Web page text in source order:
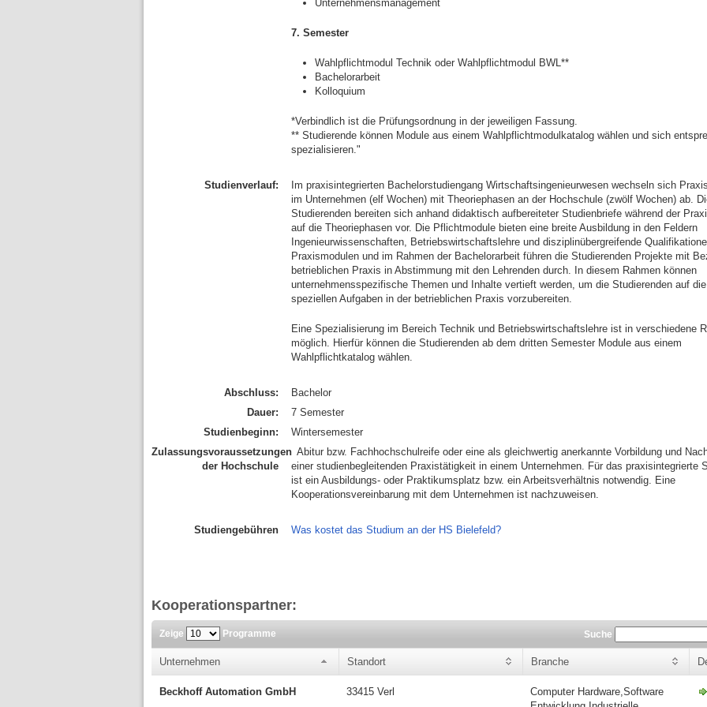
Unternehmensmanagement
7. Semester
Wahlpflichtmodul Technik oder Wahlpflichtmodul BWL**
Bachelorarbeit
Kolloquium
*Verbindlich ist die Prüfungsordnung in der jeweiligen Fassung.
** Studierende können Module aus einem Wahlpflichtmodulkatalog wählen und sich
spezialisieren."
Studienverlauf:
Im praxisintegrierten Bachelorstudiengang Wirtschaftsingenieurwesen wechseln sich
im Unternehmen (elf Wochen) mit Theoriephasen an der Hochschule (zwölf Wochen) ab.
Studierenden bereiten sich anhand didaktisch aufbereiteter Studienbriefe während der
auf die Theoriephasen vor. Die Pflichtmodule bieten eine breite Ausbildung in den Feldern
Ingenieurwissenschaften, Betriebswirtschaftslehre und disziplinübergreifende
Praxismodulen und im Rahmen der Bachelorarbeit führen die Studierenden Projekte mit
betrieblichen Praxis in Abstimmung mit den Lehrenden durch. In diesem Rahmen können
unternehmensspezifische Themen und Inhalte vertieft werden, um die Studierenden auf die
speziellen Aufgaben in der betrieblichen Praxis vorzubereiten.
Eine Spezialisierung im Bereich Technik und Betriebswirtschaftslehre ist in verschiedene
möglich. Hierfür können die Studierenden ab dem dritten Semester Module aus einem
Wahlpflichtkatalog wählen.
Abschluss:
Bachelor
Dauer:
7 Semester
Studienbeginn:
Wintersemester
Zulassungsvoraussetzungen
der Hochschule
Abitur bzw. Fachhochschulreife oder eine als gleichwertig anerkannte Vorbildung und
einer studienbegleitenden Praxistätigkeit in einem Unternehmen. Für das praxisintegrierte
ist ein Ausbildungs- oder Praktikumsplatz bzw. ein Arbeitsverhältnis notwendig. Eine
Kooperationsvereinbarung mit dem Unternehmen ist nachzuweisen.
Studiengebühren Was kostet das Studium an der HS Bielefeld?
Kooperationspartner:
Zeige Programme Suche
Unternehmen Standort Branche
Beckhoff Automation GmbH 33415 Verl
Computer Hardware,Software